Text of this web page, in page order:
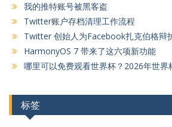
我的推特账号被黑客盗
Twitter账户存档清理工作流程
Twitter 创始人为Facebook扎克伯格辩
HarmonyOS 7 带来了这六项新功能
哪里可以免费观看世界杯？2026年世界
标签